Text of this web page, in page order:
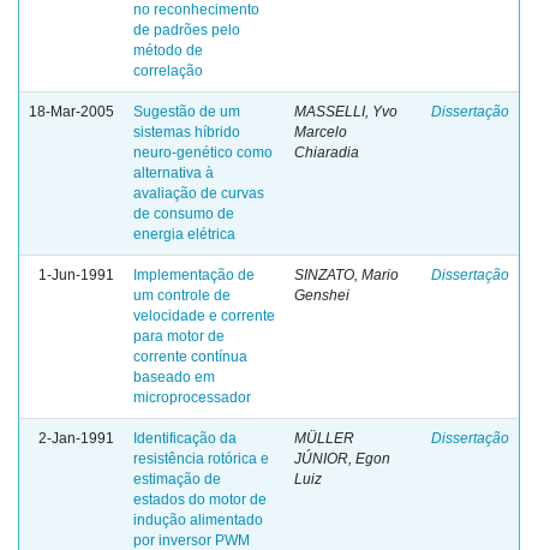
no reconhecimento
de padrões pelo
método de
correlação
18-Mar-2005
Sugestão de um
sistemas híbrido
neuro-genético como
alternativa à
avaliação de curvas
de consumo de
energia elétrica
MASSELLI, Yvo
Marcelo
Chiaradia
Dissertação
1-Jun-1991
Implementação de
um controle de
velocidade e corrente
para motor de
corrente contínua
baseado em
microprocessador
SINZATO, Mario
Genshei
Dissertação
2-Jan-1991
Identificação da
resistência rotórica e
estimação de
estados do motor de
indução alimentado
por inversor PWM
MÜLLER
JÚNIOR, Egon
Luiz
Dissertação